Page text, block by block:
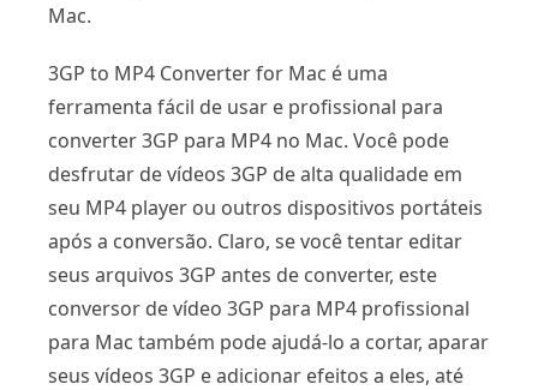
Mac.
3GP to MP4 Converter for Mac é uma
ferramenta fácil de usar e profissional para
converter 3GP para MP4 no Mac. Você pode
desfrutar de vídeos 3GP de alta qualidade em
seu MP4 player ou outros dispositivos portáteis
após a conversão. Claro, se você tentar editar
seus arquivos 3GP antes de converter, este
conversor de vídeo 3GP para MP4 profissional
para Mac também pode ajudá-lo a cortar, aparar
seus vídeos 3GP e adicionar efeitos a eles, até